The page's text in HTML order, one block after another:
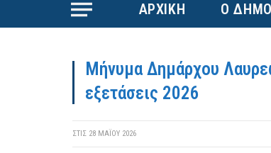
ΑΡΧΙΚΗ Ο
Μήνυμα Δημάρχου
εξετάσεις 2026
ΣΤΙΣ 28 ΜΑΪ́ΟΥ 2026